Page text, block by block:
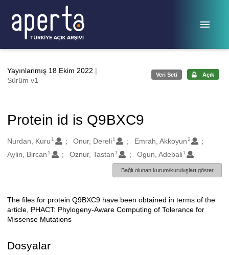
Yayınlanmış 18 Ekim 2022 |
Sürüm v1
Veri Seti Açık
Protein id is Q9BXC9
Oluşturanlar
Nurdan, Kuru 1 Onur, Dereli 1 Emrah, Akkoyun2
Aylin, Bircan 1 Oznur, Tastan 1 Ogun, Adebali 1
Bağlı olunan kurum/kuruluşları göster
Açıklama
The files for protein Q9BXC9 have been obtained in terms of the
article, PHACT: Phylogeny-Aware Computing of Tolerance for
Missense Mutations
Dosyalar